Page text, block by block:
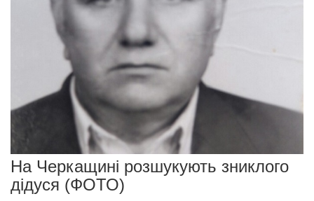
На Черкащині розшукують зниклого
дідуся (ФОТО)